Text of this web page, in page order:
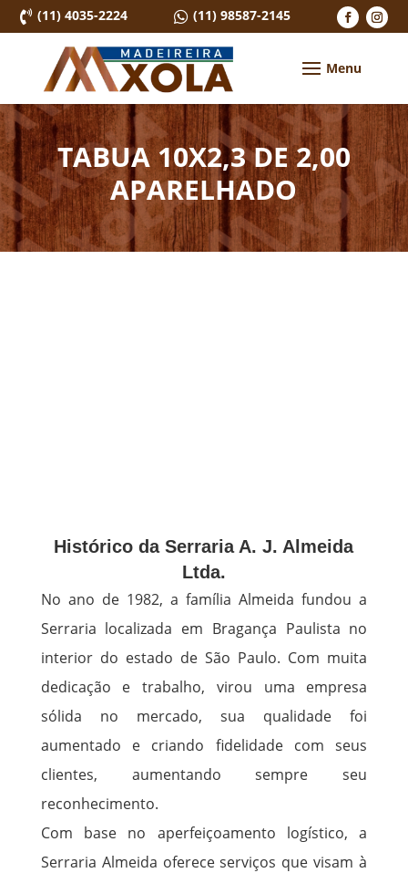
 (11) 4035-2224  (11) 98587-2145
TABUA 10X2,3 DE 2,00
APARELHADO
Histórico da Serraria A. J. Almeida
Ltda.
No ano de 1982, a família Almeida fundou a
Serraria localizada em Bragança Paulista no
interior do estado de São Paulo. Com muita
dedicação e trabalho, virou uma empresa
sólida no mercado, sua qualidade foi
aumentado e criando fidelidade com seus
clientes, aumentando sempre seu
reconhecimento.
Com base no aperfeiçoamento logístico, a
Serraria Almeida oferece serviços que visam à